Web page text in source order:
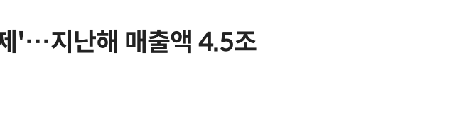
'…지난해 매출액 4.5조